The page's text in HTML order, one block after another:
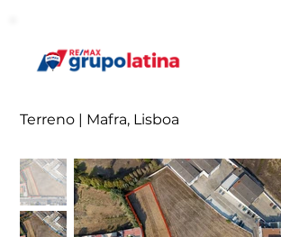
Terreno | Mafra, Lisboa